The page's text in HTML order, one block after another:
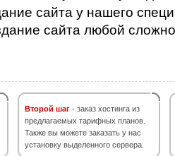
сайта у нашего
сайта любой
Второй шаг - заказ хостинга из
предлагаемых тарифных планов.
Также вы можете заказать у нас
установку выделенного сервера.